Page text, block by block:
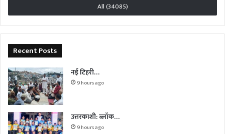
All (34085)
Recent Posts
नई टिहरी…
9 hours ago
उत्तरकाशी: ब्लॉक…
9 hours ago